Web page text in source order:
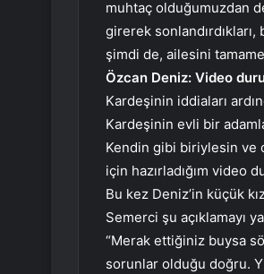
muhtaç olduğumuzdan
girerek
şimdi de, ailesini
Özcan Deniz: Video
Kardeşinin iddiaları
Kardeşinin evli bir
Kendin gibi biriylesin ve
için hazırladığım video
Bu kez Deniz’in küçük
Semerci şu açıklamayı
“Merak ettiğiniz buysa
sorunlar olduğu doğru.